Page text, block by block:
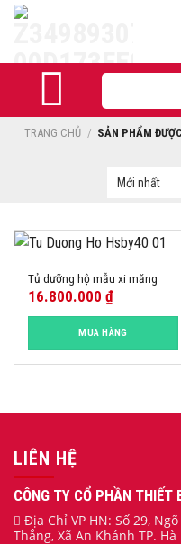
Skip
kiếm:
TRANG CHỦ / SẢN PHẨM
Tủ dưỡng hộ mẫu xi măng
16.800.000 ₫
MUA HÀNG
LIÊN HỆ
CÔNG TY CỔ PHẦN
Địa Chỉ VP HN: Số 29,
Thắng, Xã An Khánh TP. Hà